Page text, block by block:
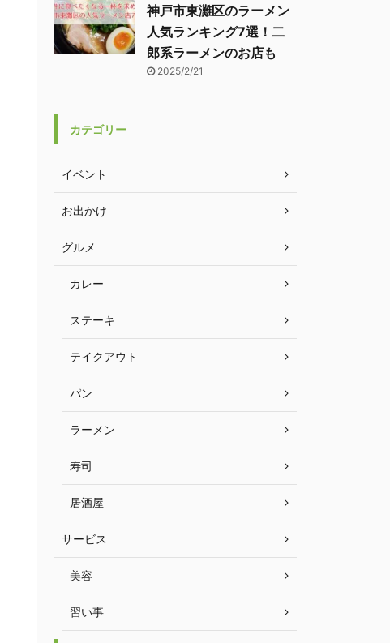
神戸市東灘区のラーメン
人気ランキング7選！二
郎系ラーメンのお店も
2025/2/21
カテゴリー
イベント
お出かけ
グルメ
カレー
ステーキ
テイクアウト
パン
ラーメン
寿司
居酒屋
サービス
美容
習い事